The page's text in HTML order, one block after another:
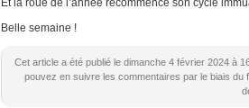
Et la roue de l’année recommence son cycle
Belle semaine !
Cet article a été publié le dimanche 4 février 2024 à
pouvez en suivre les commentaires par le biais du